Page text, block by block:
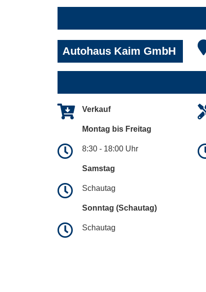
Autohaus Kaim GmbH
Verkauf
Montag bis Freitag
8:30 - 18:00 Uhr
Samstag
Schautag
Sonntag (Schautag)
Schautag